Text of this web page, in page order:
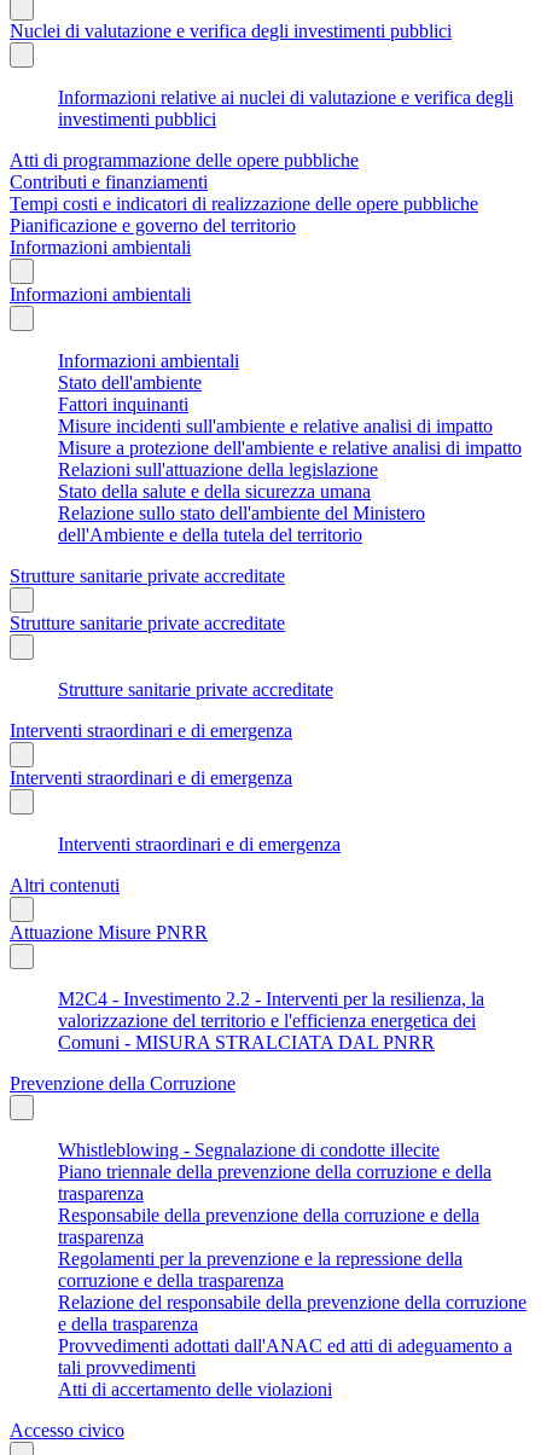
Nuclei di valutazione e verifica degli investimenti pubblici
Informazioni relative ai nuclei di valutazione e verifica degli
investimenti pubblici
Atti di programmazione delle opere pubbliche
Contributi e finanziamenti
Tempi costi e indicatori di realizzazione delle opere pubbliche
Pianificazione e governo del territorio
Informazioni ambientali
Informazioni ambientali
Informazioni ambientali
Stato dell'ambiente
Fattori inquinanti
Misure incidenti sull'ambiente e relative analisi di impatto
Misure a protezione dell'ambiente e relative analisi di impatto
Relazioni sull'attuazione della legislazione
Stato della salute e della sicurezza umana
Relazione sullo stato dell'ambiente del Ministero
dell'Ambiente e della tutela del territorio
Strutture sanitarie private accreditate
Strutture sanitarie private accreditate
Strutture sanitarie private accreditate
Interventi straordinari e di emergenza
Interventi straordinari e di emergenza
Interventi straordinari e di emergenza
Altri contenuti
Attuazione Misure PNRR
M2C4 - Investimento 2.2 - Interventi per la resilienza, la
valorizzazione del territorio e l'efficienza energetica dei
Comuni - MISURA STRALCIATA DAL PNRR
Prevenzione della Corruzione
Whistleblowing - Segnalazione di condotte illecite
Piano triennale della prevenzione della corruzione e della
trasparenza
Responsabile della prevenzione della corruzione e della
trasparenza
Regolamenti per la prevenzione e la repressione della
corruzione e della trasparenza
Relazione del responsabile della prevenzione della corruzione
e della trasparenza
Provvedimenti adottati dall'ANAC ed atti di adeguamento a
tali provvedimenti
Atti di accertamento delle violazioni
Accesso civico